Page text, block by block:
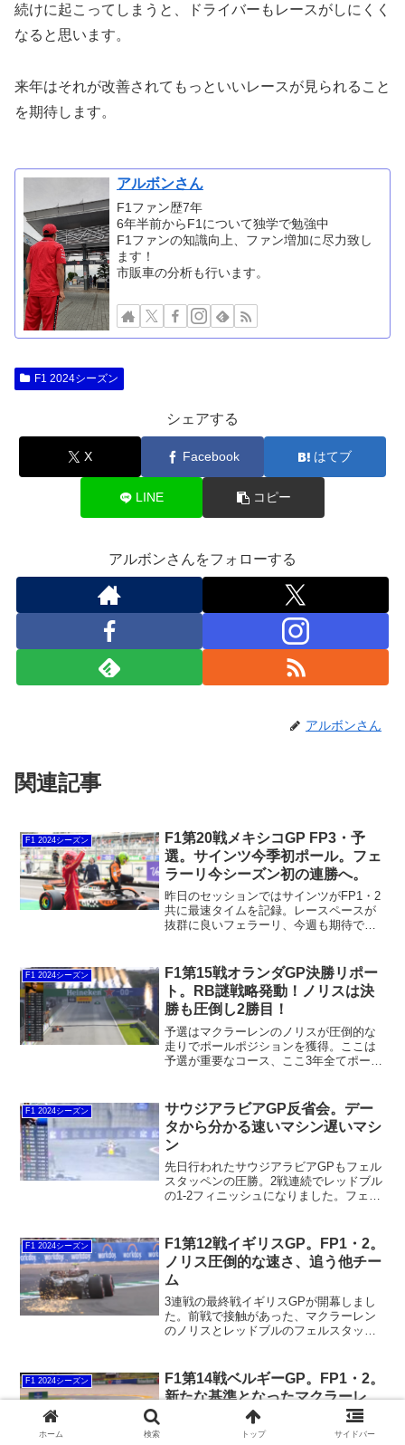
続けに起こってしまうと、ドライバーもレースがしにくく
なると思います。
来年はそれが改善されてもっといいレースが見られること
を期待します。
アルボンさん
F1ファン歴7年
6年半前からF1について独学で勉強中
F1ファンの知識向上、ファン増加に尽力致し
ます！
市販車の分析も行います。
F1 2024シーズン
シェアする
X Facebook はてブ
LINE コピー
アルボンさんをフォローする
アルボンさん
関連記事
F1 2024シーズン
F1第20戦メキシコGP FP3・予
選。サインツ今季初ポール。フェ
ラーリ今シーズン初の連勝へ。
昨日のセッションではサインツがFP1・2
共に最速タイムを記録。レースペースが
抜群に良いフェラーリ、今週も期待でき
トラックエボリューションが強烈である
ことと、FP2はタイヤテストだったため
この結果はあてにはならないと思いま
す。
F1 2024シーズン
F1第15戦オランダGP決勝リポー
ト。RB謎戦略発動！ノリスは決
勝も圧倒し2勝目！
予選はマクラーレンのノリスが圧倒的な
走りでポールポジションを獲得。ここは
予選が重要なコース、ここ3年全てポール
分に伺えるはず。しかしそのフェルスタ
ッペンは2番グリッドを獲得もノリスのタ
イムからは大きく離され、地元4連覇に黄
色信号が灯る。
F1 2024シーズン
サウジアラビアGP反省会。デー
タから分かる速いマシン遅いマシ
ン
先日行われたサウジアラビアGPもフェル
スタッペンの圧勝。2戦連続でレッドブル
の1-2フィニッシュになりました。フェラ
だったRBは今回は全然ダメでした。何故
ダメだったのだろう・・・今回はデータ
を通して反省していきましょう。
F1 2024シーズン
F1第12戦イギリスGP。FP1・2。
ノリス圧倒的な速さ、追う他チー
ム
3連戦の最終戦イギリスGPが開幕しまし
た。前戦で接触があった、マクラーレン
のノリスとレッドブルのフェルスタッペ
を入れてきたチームは少なかったもの
の、今回のイギリスでは、大規模な変更
を加えたチームが目立っていました。
F1 2024シーズン
F1第14戦ベルギーGP。FP1・2。
新たな基準となったマクラーレ
ン、上々の滑り出し
ベルギーGPが開幕しました。夏休み前最
ホーム 検索 トップ サイドバー